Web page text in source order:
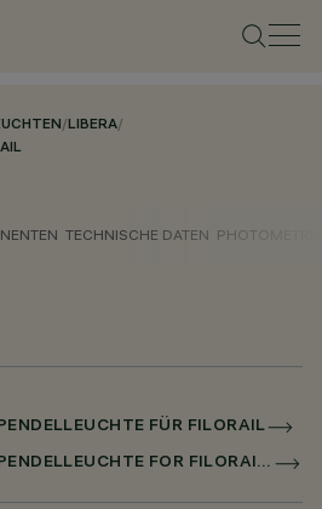
/LIBERA/
TECHNISCHE DATEN
FÜR FILORAIL
LIBERA STAND-ALONE PENDELLEUCHTE FOR FILORAIL DALI BROADCAST